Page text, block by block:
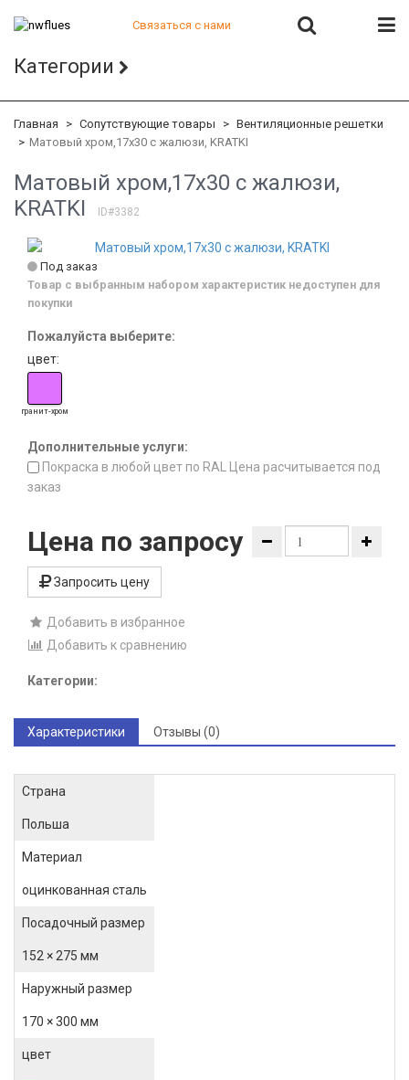
Связаться с нами
+7 (812) 542-07-85
+7 (812) 380-41-39
Категории
Главная Сопутствующие товары
Вентиляционные решетки
Матовый хром,17x30 с жалюзи, KRATKI
Матовый хром,17x30 с жалюзи,
KRATKI
ID#3382
Под заказ
Товар с выбранным набором характеристик недоступен для
покупки
Пожалуйста выберите:
цвет:
гранит-хром
Дополнительные услуги:
Покраска в любой цвет по RAL Цена расчитывается под
заказ
Цена по запросу
Запросить цену
Добавить в избранное
Добавить к сравнению
Категории:
Характеристики Отзывы (0)
Страна
Польша
Материал
оцинкованная сталь
Посадочный размер
152 × 275 мм
Наружный размер
170 × 300 мм
цвет